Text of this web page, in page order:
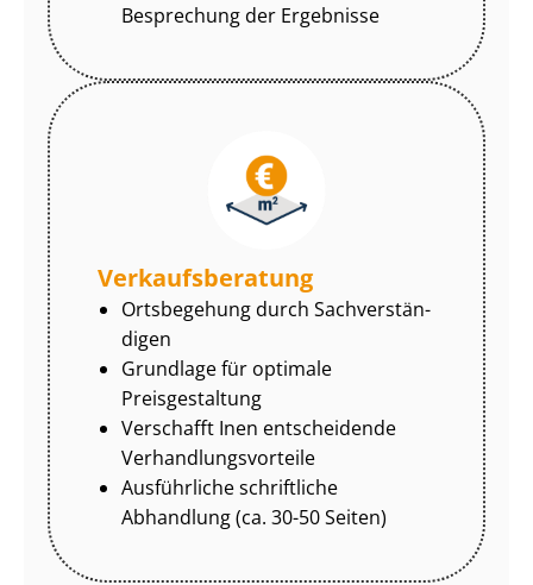
Besprechung der Ergebnisse
Ver­kaufs­be­ra­tung
Ortsbegehung durch Sach­ver­stän­
di­gen
Grundlage für optimale
Preisgestaltung
Verschafft Inen entscheidende
Ver­hand­lungs­vor­tei­le
Ausführliche schriftliche
Abhandlung (ca. 30-50 Seiten)